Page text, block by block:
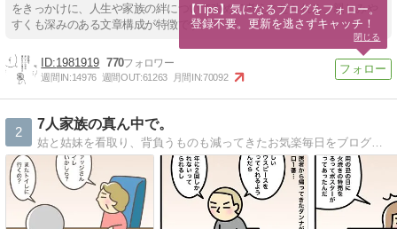
をきっかけに、人生や家族の絆について改めて考えさせられる、親しみや
すくも深みのある文章構成が特徴です。
1981919 770
週間IN:14976 週間OUT:61263 月間IN:70092
2
7人家族の真ん中で。
姑と姑妹を看取り、背負うものも減ってきたお気楽毎日をブログで更新。心に描いた夫婦の未来予想図は思ったとおりにかなえられていくのか…？
【Tips】気になるブログをフォロー。
登録不要。更新を逃さずキャッチ！
閉じる